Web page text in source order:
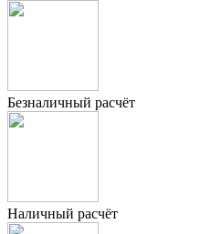
Безналичный расчёт
Наличный расчёт